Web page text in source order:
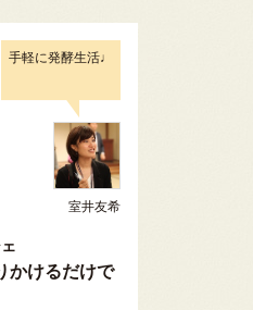
手軽に発酵生活♩
室井友希
かけるだけで